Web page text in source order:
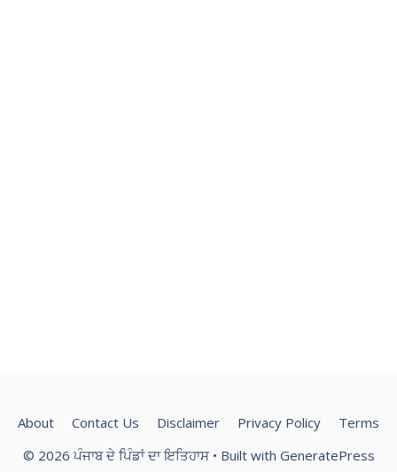
About Contact Us Disclaimer Privacy Policy
Terms
© 2026 ਪੰਜਾਬ ਦੇ ਪਿੰਡਾਂ ਦਾ ਇਤਿਹਾਸ• Built with GeneratePress